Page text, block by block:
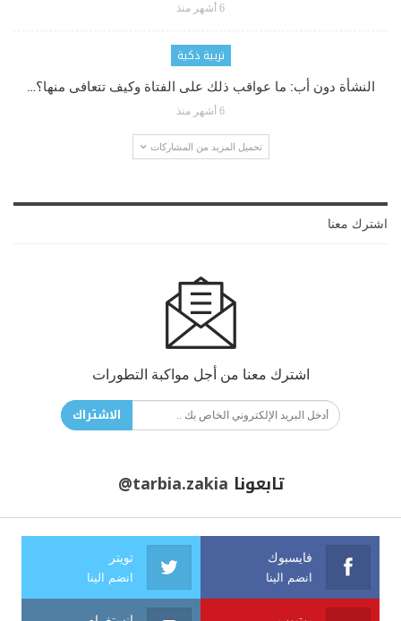
6 أشهر منذ
تربية ذكية
النشأة دون أب: ما عواقب ذلك على الفتاة وكيف تتعافى منها؟…
6 أشهر منذ
تحميل المزيد من المشاركات
اشترك معنا
اشترك معنا من أجل مواكبة التطورات
الاشتراك
تابعونا @tarbia.zakia
فايسبوك
انضم الينا
تويتر
انضم الينا